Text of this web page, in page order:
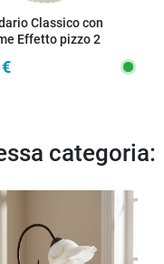
Classico con
Effetto pizzo 2
categoria: